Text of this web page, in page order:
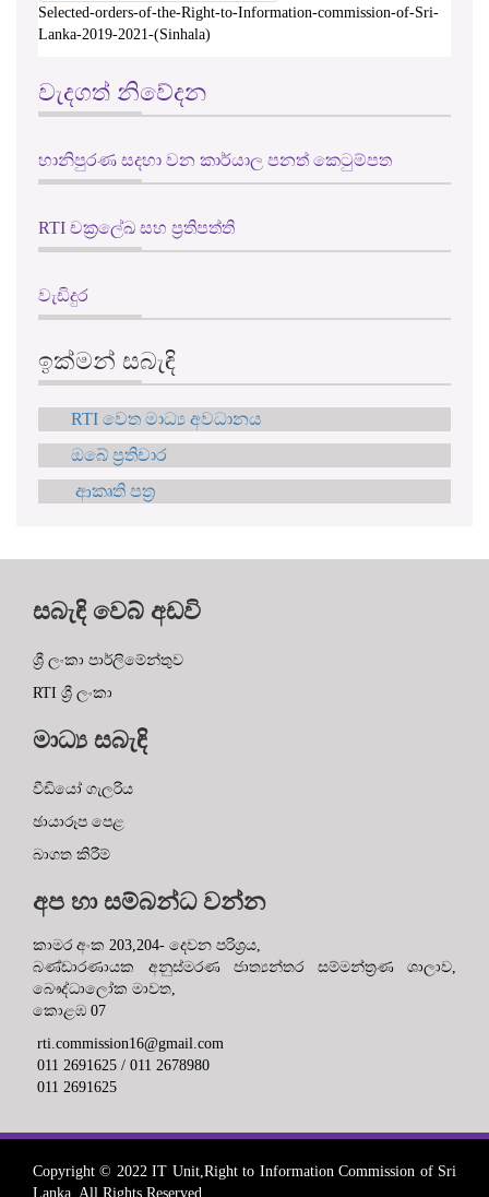
Selected-orders-of-the-Right-to-Information-commission-of-Sri-
Lanka-2019-2021-(Sinhala)
වැදගත් නිවේදන
හානිපුරණ සදහා වන කාර්යාල පනත් කෙටුම්පත
RTI චක්‍රලේඛ සහ ප්‍රතිපත්ති
වැඩිදුර
ඉක්මන් සබැඳි
RTI වෙත මාධ්‍ය අවධානය
ඔබේ ප්‍රතිචාර
ආකෘති පත්‍ර
සබැඳි වෙබ් අඩවි
ශ්‍රී ලංකා පාර්ලිමේන්තුව
RTI ශ්‍රී ලංකා
මාධ්‍ය සබැඳි
වීඩියෝ ගැලරිය
ඡායාරූප පෙළ
බාගත කිරීම්
අප හා සම්බන්ධ වන්න
කාමර අංක 203,204- දෙවන පරිශ්‍රය,
බණ්ඩාරණායක අනුස්මරණ ජාත්‍යන්තර සම්මන්ත්‍රණ ශාලාව,
බෞද්ධාලෝක මාවත,
කොළඹ 07
rti.commission16@gmail.com
011 2691625 / 011 2678980
011 2691625
Copyright © 2022 IT Unit,Right to Information Commission of Sri
Lanka. All Rights Reserved